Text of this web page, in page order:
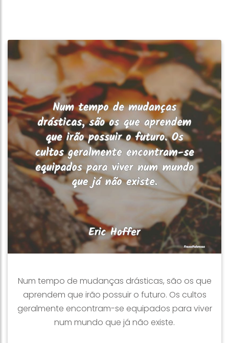
Num tempo de mudanças drásticas, são os que
aprendem que irão possuir o futuro. Os cultos
geralmente encontram-se equipados para viver
num mundo que já não existe.